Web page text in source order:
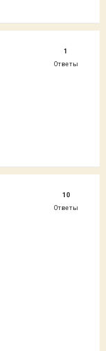
1
Ответы
10
Ответы